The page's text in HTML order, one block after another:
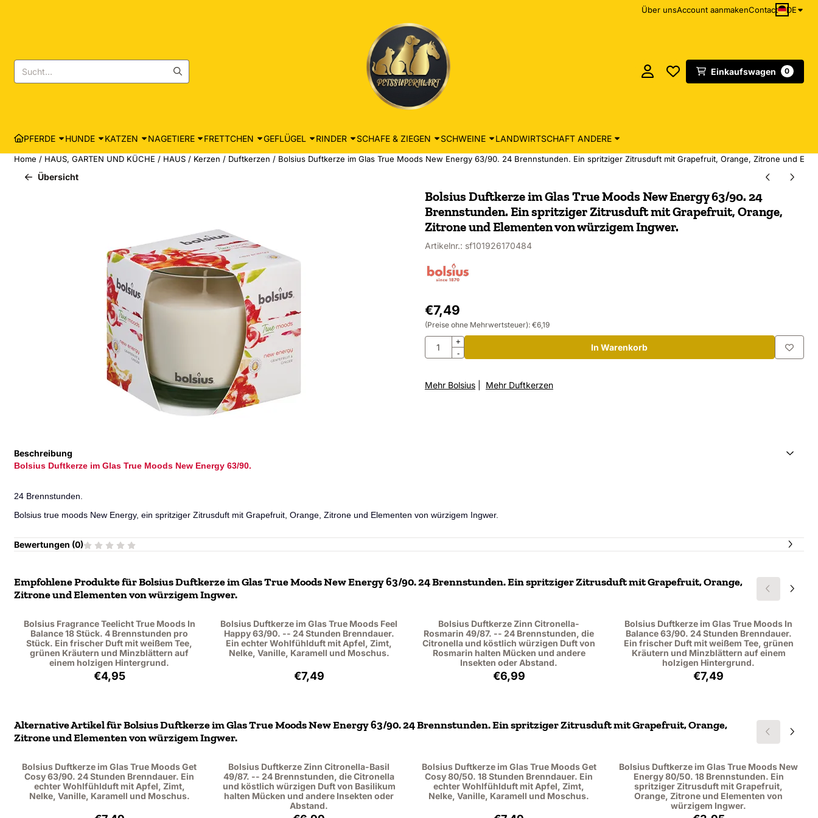
Über unsAccount aanmakenContact DE
Suche
Einkaufswagen 0
PFERDE HUNDE KATZEN NAGETIERE FRETTCHEN GEFLÜGEL RINDER SCHAFE & ZIEGEN SCHWEINE LANDWIRTSCHAFT ANDERE
Home / HAUS, GARTEN UND KÜCHE / HAUS / Kerzen / Duftkerzen / Bolsius Duftkerze im Glas True Moods New Energy 63/90. 24 Brennstunden. Ein spritziger Zitrusduft mit Grapefruit, Orange, Zitrone und
Übersicht
Bolsius Duftkerze im Glas True Moods New Energy 63/90. 24
Brennstunden. Ein spritziger Zitrusduft mit Grapefruit, Orange,
Zitrone und Elementen von würzigem Ingwer.
Artikelnr.: sf101926170484
€7,49
(Preise ohne Mehrwertsteuer): €6,19
Anzahl
+
-
In Warenkorb
Mehr Bolsius| Mehr Duftkerzen
Beschreibung
Bolsius Duftkerze im Glas True Moods New Energy 63/90.
24 Brennstunden.
Bolsius true moods New Energy, ein spritziger Zitrusduft mit Grapefruit, Orange, Zitrone und Elementen von würzigem Ingwer.
Bewertungen (0)
Empfohlene Produkte fürBolsius Duftkerze im Glas True Moods New Energy 63/90. 24 Brennstunden. Ein spritziger Zitrusduft mit Grapefruit, Orange,
Zitrone und Elementen von würzigem Ingwer.
Bolsius Fragrance Teelicht True Moods In
Balance 18 Stück. 4 Brennstunden pro
Stück. Ein frischer Duft mit weißem Tee,
grünen Kräutern und Minzblättern auf
einem holzigen Hintergrund.
Preis: 4,95, ohne MwSt.: 4,09
€4,95
Bolsius Duftkerze im Glas True Moods Feel
Happy 63/90. -- 24 Stunden Brenndauer.
Ein echter Wohlfühlduft mit Apfel, Zimt,
Nelke, Vanille, Karamell und Moschus.
Preis: 7,49, ohne MwSt.: 6,19
€7,49
Bolsius Duftkerze Zinn Citronella-
Rosmarin 49/87. -- 24 Brennstunden, die
Citronella und köstlich würzigen Duft von
Rosmarin halten Mücken und andere
Insekten oder Abstand.
Preis: 6,99, ohne MwSt.: 5,78
€6,99
Bolsius Duftkerze im Glas True Moods In
Balance 63/90. 24 Stunden Brenndauer.
Ein frischer Duft mit weißem Tee, grünen
Kräutern und Minzblättern auf einem
holzigen Hintergrund.
Preis: 7,49, ohne MwSt.:
€7,49
Alternative Artikel fürBolsius Duftkerze im Glas True Moods New Energy 63/90. 24 Brennstunden. Ein spritziger Zitrusduft mit Grapefruit, Orange,
Zitrone und Elementen von würzigem Ingwer.
Bolsius Duftkerze im Glas True Moods Get
Cosy 63/90. 24 Stunden Brenndauer. Ein
echter Wohlfühlduft mit Apfel, Zimt,
Nelke, Vanille, Karamell und Moschus.
Bolsius Duftkerze Zinn Citronella-Basil
49/87. -- 24 Brennstunden, die Citronella
und köstlich würzigen Duft von Basilikum
halten Mücken und andere Insekten oder
Abstand.
Bolsius Duftkerze im Glas True Moods Get
Cosy 80/50. 18 Stunden Brenndauer. Ein
echter Wohlfühlduft mit Apfel, Zimt,
Nelke, Vanille, Karamell und Moschus.
Bolsius Duftkerze im Glas True Moods New
Energy 80/50. 18 Brennstunden. Ein
spritziger Zitrusduft mit Grapefruit,
Orange, Zitrone und Elementen von
würzigem Ingwer.